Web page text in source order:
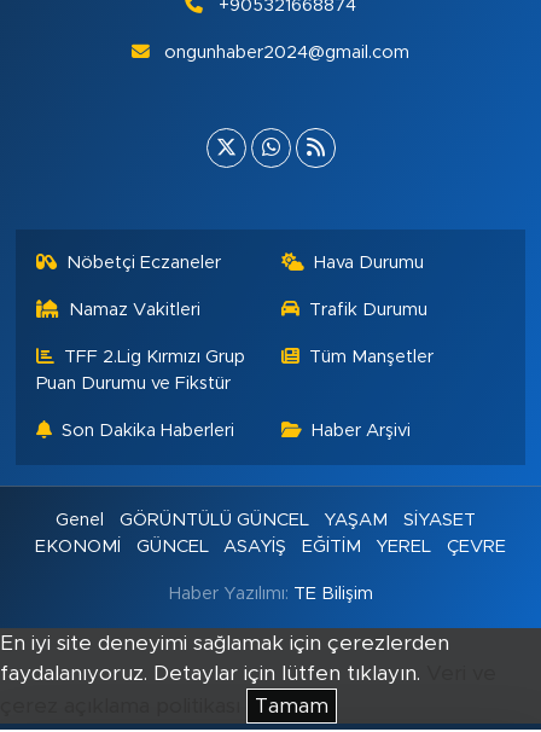
+905321668874
ongunhaber2024@gmail.com
Nöbetçi Eczaneler Hava Durumu
Namaz Vakitleri Trafik Durumu
TFF 2.Lig Kırmızı Grup
Puan Durumu ve Fikstür
Tüm Manşetler
Son Dakika Haberleri Haber Arşivi
Genel GÖRÜNTÜLÜ GÜNCEL YAŞAM
SİYASET
EKONOMİ
GÜNCEL ASAYİŞ EĞİTİM YEREL ÇEVRE
Haber Yazılımı: TE Bilişim
En iyi site deneyimi sağlamak için çerezlerden
faydalanıyoruz. Detaylar için lütfen tıklayın.
Tamam